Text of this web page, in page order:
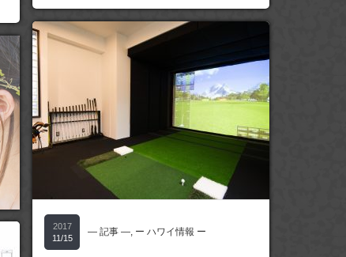
2017
11/15
― 記事 ―, ー ハワイ情報 ー